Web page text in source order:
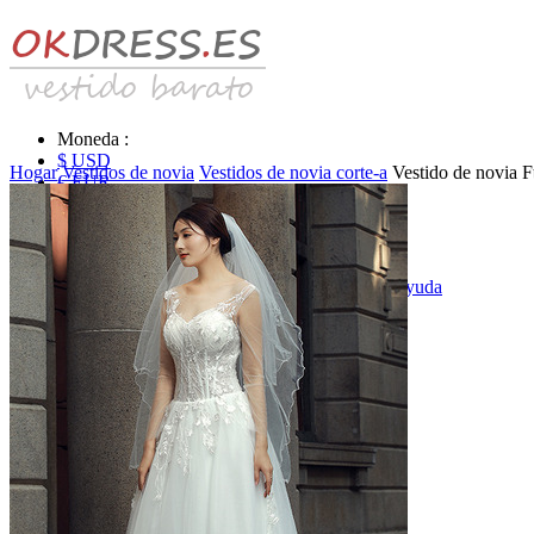
Moneda :
$ USD
€ EUR
£ GBP
₣ CHF
$ CAD
|Identificarse & Registrarse Obtener la contraseña |Ayuda
Mensaje
Carro (0)
Vestidos de novia
Vestido de novia liquidación y venta
Vestidos de novia vendimia
Hogar Vestidos de novia Vestidos de novia corte-a Vestido de novia